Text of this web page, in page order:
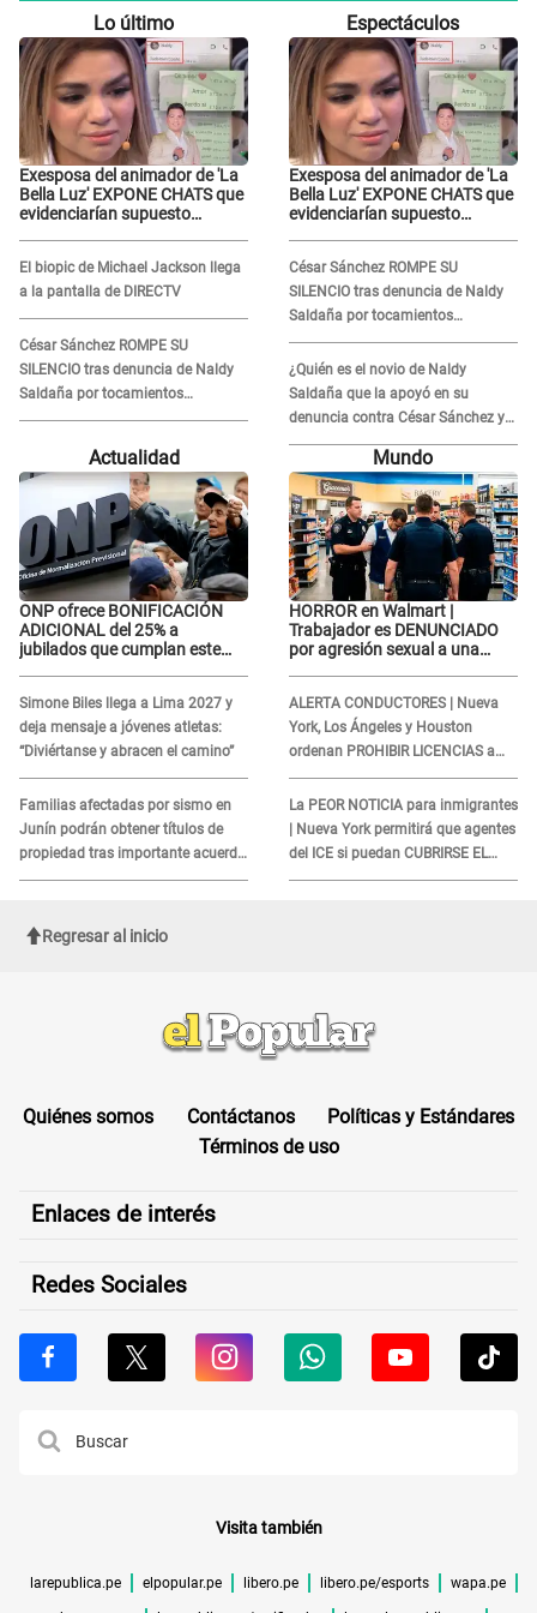
Lo último
Exesposa del animador de 'La
Bella Luz' EXPONE CHATS que
evidenciarían supuesto
pareja
El biopic de Michael Jackson llega
a la pantalla de DIRECTV
César Sánchez ROMPE SU
SILENCIO tras denuncia de Naldy
Saldaña por tocamientos
indebidos: "Pido respetar la
Espectáculos
Exesposa del animador de 'La
Bella Luz' EXPONE CHATS que
evidenciarían supuesto
pareja
César Sánchez ROMPE SU
SILENCIO tras denuncia de Naldy
Saldaña por tocamientos
indebidos: "Pido respetar la
presunción de inocencia"
¿Quién es el novio de Naldy
Saldaña que la apoyó en su
denuncia contra César Sánchez y
confrontó al dueño de 'La Bella
Actualidad
ONP ofrece BONIFICACIÓN
ADICIONAL del 25% a
jubilados que cumplan este
Simone Biles llega a Lima 2027 y
deja mensaje a jóvenes atletas:
“Diviértanse y abracen el camino”
Familias afectadas por sismo en
Junín podrán obtener títulos de
propiedad tras importante acuerdo
de Cofopri
Mundo
HORROR en Walmart |
Trabajador es DENUNCIADO
por agresión sexual a una
ALERTA CONDUCTORES | Nueva
York, Los Ángeles y Houston
ordenan PROHIBIR LICENCIAS a
quienes no presenten ESTE
DOCUMENTO
La PEOR NOTICIA para inmigrantes
| Nueva York permitirá que agentes
del ICE si puedan CUBRIRSE EL
ROSTRO
Regresar al inicio
Quiénes somos Contáctanos
Políticas y Estándares
Términos de uso
Enlaces de interés
Redes Sociales
Visita también
larepublica.pe elpopular.pe libero.pe libero.pe/esports wapa.pe